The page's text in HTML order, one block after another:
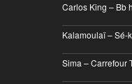
Carlos King – Bb
Kalamoulaï – Sé-
Sima – Carrefour